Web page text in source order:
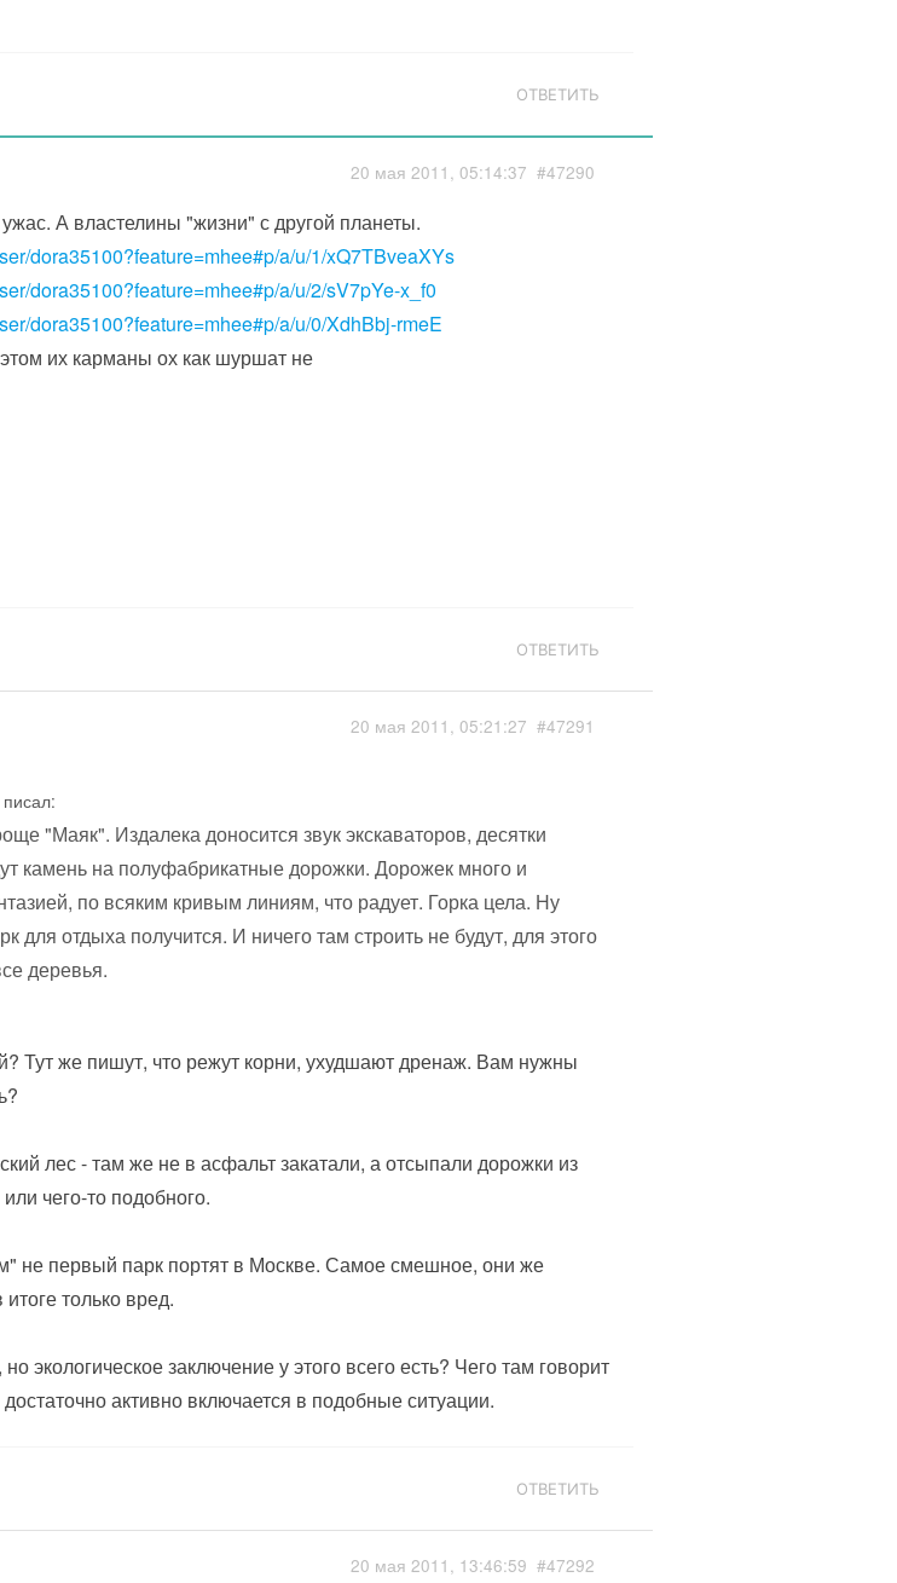
ОТВЕТИТЬ
20 мая 2011, 05:14:37 #47290
А властелины "жизни" с другой планеты.
dora35100?feature=mhee#p/a/u/1/xQ7TBveaXYs
dora35100?feature=mhee#p/a/u/2/sV7pYe-x_f0
dora35100?feature=mhee#p/a/u/0/XdhBbj-rmeE
их карманы ох как шуршат не
ОТВЕТИТЬ
20 мая 2011, 05:21:27 #47291
"Маяк". Издалека доносится звук экскаваторов, десятки
камень на полуфабрикатные дорожки. Дорожек много и
по всяким кривым линиям, что радует. Горка цела. Ну
для отдыха получится. И ничего там строить не будут, для этого
деревья.
Тут же пишут, что режут корни, ухудшают дренаж. Вам нужны
лес - там же не в асфальт закатали, а отсыпали дорожки из
чего-то подобного.
не первый парк портят в Москве. Самое смешное, они же
только вред.
экологическое заключение у этого всего есть? Чего там говорит
активно включается в подобные ситуации.
ОТВЕТИТЬ
20 мая 2011, 13:46:59 #47292